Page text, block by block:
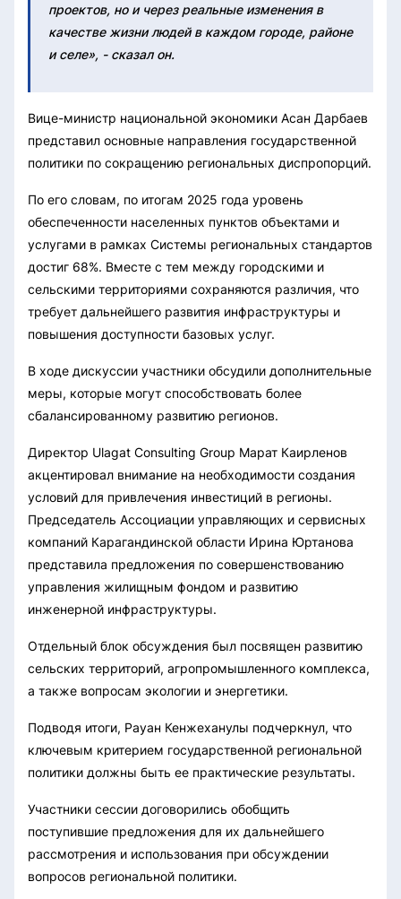
проектов, но и через реальные изменения в
качестве жизни людей в каждом городе, районе
и селе», - сказал он.
Вице-министр национальной экономики Асан Дарбаев
представил основные направления государственной
политики по сокращению региональных диспропорций.
По его словам, по итогам 2025 года уровень
обеспеченности населенных пунктов объектами и
услугами в рамках Системы региональных стандартов
достиг 68%. Вместе с тем между городскими и
сельскими территориями сохраняются различия, что
требует дальнейшего развития инфраструктуры и
повышения доступности базовых услуг.
В ходе дискуссии участники обсудили дополнительные
меры, которые могут способствовать более
сбалансированному развитию регионов.
Директор Ulagat Consulting Group Марат Каирленов
акцентировал внимание на необходимости создания
условий для привлечения инвестиций в регионы.
Председатель Ассоциации управляющих и сервисных
компаний Карагандинской области Ирина Юртанова
представила предложения по совершенствованию
управления жилищным фондом и развитию
инженерной инфраструктуры.
Отдельный блок обсуждения был посвящен развитию
сельских территорий, агропромышленного комплекса,
а также вопросам экологии и энергетики.
Подводя итоги, Рауан Кенжеханулы подчеркнул, что
ключевым критерием государственной региональной
политики должны быть ее практические результаты.
Участники сессии договорились обобщить
поступившие предложения для их дальнейшего
рассмотрения и использования при обсуждении
вопросов региональной политики.